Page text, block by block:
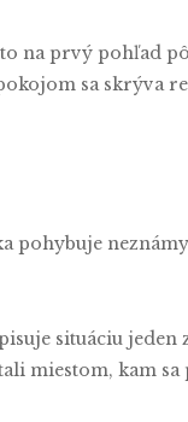
na prvý pohľad
sa skrýva
pohybuje
situáciu
miestom, kam